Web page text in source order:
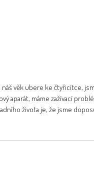
věk ubere ke čtyřicítce,
aparát, máme zažívací
života je, že jsme